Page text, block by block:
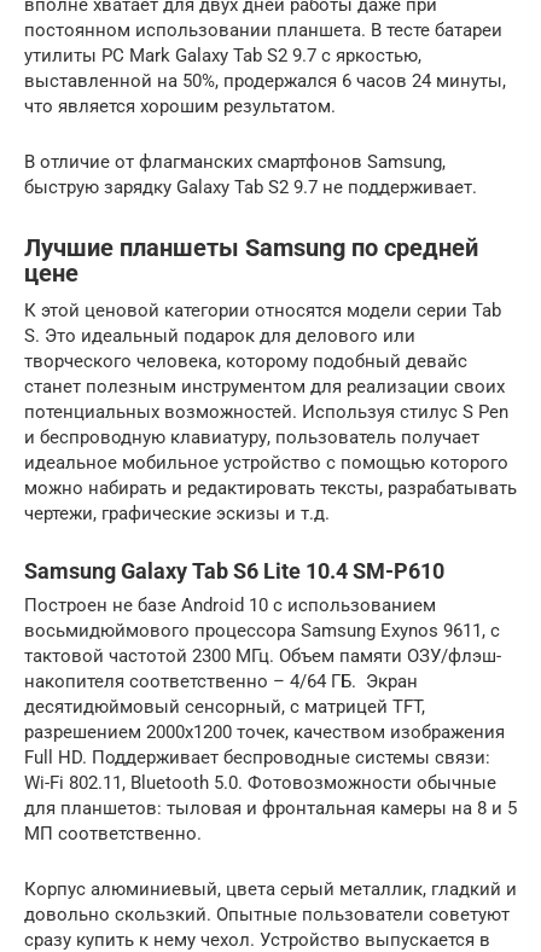
вполне хватает для двух дней работы даже при
постоянном использовании планшета. В тесте батареи
утилиты PC Mark Galaxy Tab S2 9.7 с яркостью,
выставленной на 50%, продержался 6 часов 24 минуты,
что является хорошим результатом.
В отличие от флагманских смартфонов Samsung,
быструю зарядку Galaxy Tab S2 9.7 не поддерживает.
Лучшие планшеты Samsung по средней
цене
К этой ценовой категории относятся модели серии Tab
S. Это идеальный подарок для делового или
творческого человека, которому подобный девайс
станет полезным инструментом для реализации своих
потенциальных возможностей. Используя стилус S Pen
и беспроводную клавиатуру, пользователь получает
идеальное мобильное устройство с помощью которого
можно набирать и редактировать тексты, разрабатывать
чертежи, графические эскизы и т.д.
Samsung Galaxy Tab S6 Lite 10.4 SM-P610
Построен не базе Android 10 с использованием
восьмидюймового процессора Samsung Exynos 9611, с
тактовой частотой 2300 МГц. Объем памяти ОЗУ/флэш-
накопителя соответственно – 4/64 ГБ. Экран
десятидюймовый сенсорный, с матрицей TFT,
разрешением 2000х1200 точек, качеством изображения
Full HD. Поддерживает беспроводные системы связи:
Wi-Fi 802.11, Bluetooth 5.0. Фотовозможности обычные
для планшетов: тыловая и фронтальная камеры на 8 и 5
МП соответственно.
Корпус алюминиевый, цвета серый металлик, гладкий и
довольно скользкий. Опытные пользователи советуют
сразу купить к нему чехол. Устройство выпускается в